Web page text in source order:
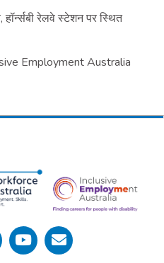
रेलवे स्टेशन पर स्थित
Employment Australia